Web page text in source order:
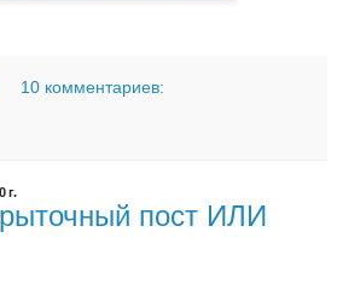
10 комментариев:
г.
пост ИЛИ